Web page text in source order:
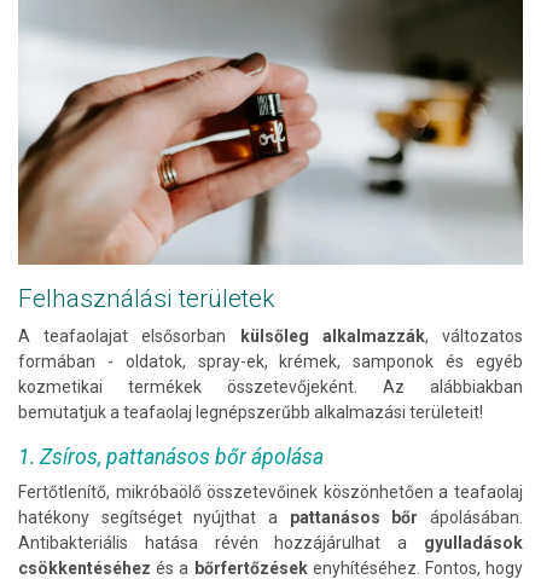
Felhasználási területek
A teafaolajat elsősorban külsőleg alkalmazzák, változatos
formában - oldatok, spray-ek, krémek, samponok és egyéb
kozmetikai termékek összetevőjeként. Az alábbiakban
bemutatjuk a teafaolaj legnépszerűbb alkalmazási területeit!
1. Zsíros, pattanásos bőr ápolása
Fertőtlenítő, mikróbaölő összetevőinek köszönhetően a teafaolaj
hatékony segítséget nyújthat a pattanásos bőrápolásában.
Antibakteriális hatása révén hozzájárulhat a gyulladások
csökkentéséhezés a bőrfertőzések enyhítéséhez. Fontos, hogy